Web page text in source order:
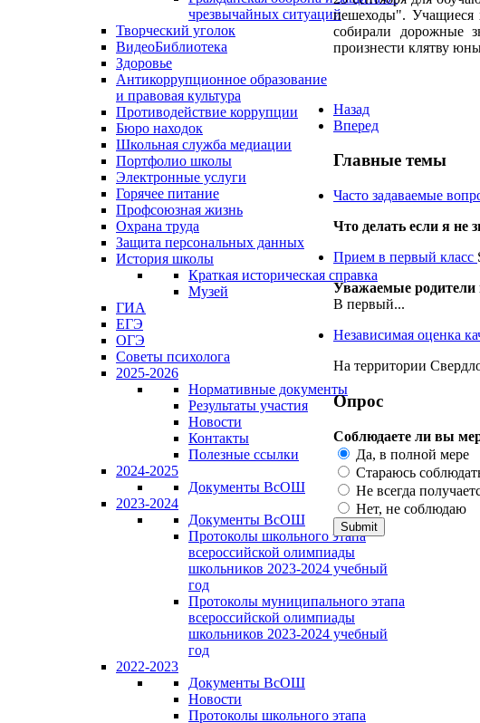
чрезвычайных ситуаций
Творческий уголок
ВидеоБиблиотека
Здоровье
Антикоррупционное образование
и правовая культура
Противодействие коррупции
Бюро находок
Школьная служба медиации
Портфолио школы
Электронные услуги
Горячее питание
Профсоюзная жизнь
Охрана труда
Защита персональных данных
История школы
Краткая историческая справка
Музей
ГИА
ЕГЭ
ОГЭ
Советы психолога
2025-2026
Нормативные документы
Результаты участия
Новости
Контакты
Полезные ссылки
2024-2025
Документы ВсОШ
2023-2024
Документы ВсОШ
Протоколы школьного этапа
всероссийской олимпиады
школьников 2023-2024 учебный
год
Протоколы муниципального этапа
всероссийской олимпиады
школьников 2023-2024 учебный
год
2022-2023
Документы ВсОШ
Новости
Протоколы школьного этапа
пешеходы". Учащиеся
собирали дорожные
произнести клятву
Назад
Вперед
Главные темы
Часто задаваемые
Что делать если я не
Прием в первый класс
Уважаемые родители
В первый...
Независимая оценка
На территории
Опрос
Соблюдаете ли вы
Да, в полной мере
Стараюсь
Не всегда
Нет, не соблюдаю